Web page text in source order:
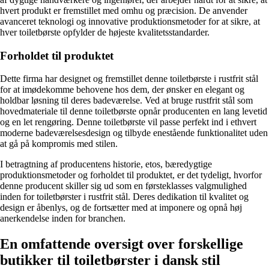
hvert produkt er fremstillet med omhu og præcision. De anvender
avanceret teknologi og innovative produktionsmetoder for at sikre, at
hver toiletbørste opfylder de højeste kvalitetsstandarder.
Forholdet til produktet
Dette firma har designet og fremstillet denne toiletbørste i rustfrit stål
for at imødekomme behovene hos dem, der ønsker en elegant og
holdbar løsning til deres badeværelse. Ved at bruge rustfrit stål som
hovedmateriale til denne toiletbørste opnår producenten en lang levetid
og en let rengøring. Denne toiletbørste vil passe perfekt ind i ethvert
moderne badeværelsesdesign og tilbyde enestående funktionalitet uden
at gå på kompromis med stilen.
I betragtning af producentens historie, etos, bæredygtige
produktionsmetoder og forholdet til produktet, er det tydeligt, hvorfor
denne producent skiller sig ud som en førsteklasses valgmulighed
inden for toiletbørster i rustfrit stål. Deres dedikation til kvalitet og
design er åbenlys, og de fortsætter med at imponere og opnå høj
anerkendelse inden for branchen.
En omfattende oversigt over forskellige
butikker til toiletbørster i dansk stil